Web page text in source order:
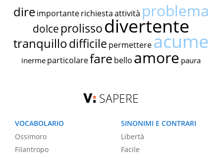
dire importante richiestaattività problema
dolce prolissodivertente
tranquillodifficile permettereacume
inerme particolarefare bello amore paura
SAPERE
VOCABOLARIO
Ossimoro
Filantropo
SINONIMI E CONTRARI
Libertà
Facile